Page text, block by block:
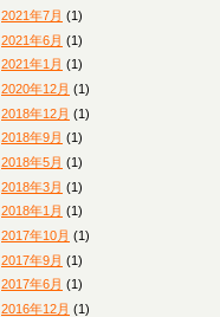
2021年7月 (1)
2021年6月 (1)
2021年1月 (1)
2020年12月 (1)
2018年12月 (1)
2018年9月 (1)
2018年5月 (1)
2018年3月 (1)
2018年1月 (1)
2017年10月 (1)
2017年9月 (1)
2017年6月 (1)
2016年12月 (1)